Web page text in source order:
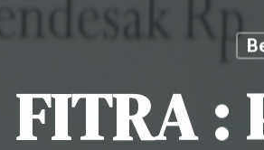
FITRA :